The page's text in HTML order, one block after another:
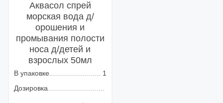
Аквасол спрей
морская вода д/
орошения и
промывания полости
носа д/детей и
взрослых 50мл
В упаковке
1
Дозировка